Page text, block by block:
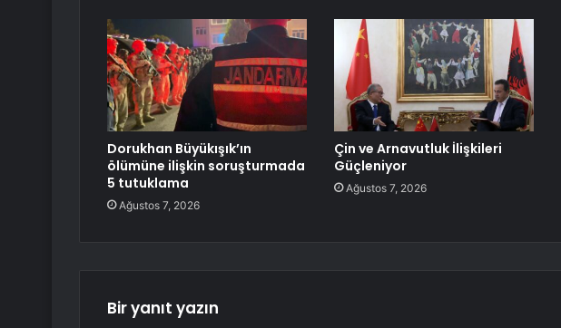
Dorukhan Büyükışık’ın
ölümüne ilişkin soruşturmada
5 tutuklama
Ağustos 7, 2026
Çin ve Arnavutluk İlişkileri
Güçleniyor
Ağustos 7, 2026
Bir yanıt yazın